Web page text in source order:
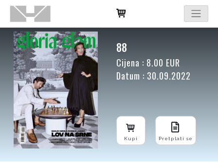
88
Cijena : 8.00 EUR
Datum : 30.09.2022
Kupi Pretplati se